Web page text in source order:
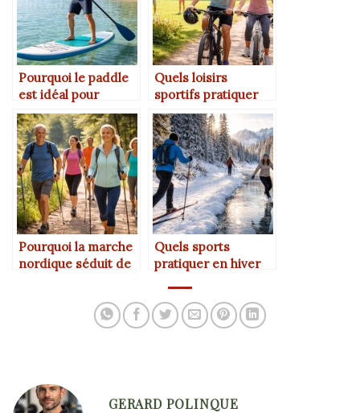
Pourquoi le paddle
est idéal pour
débuter un sport
nautique ?
Quels loisirs
sportifs pratiquer
en couple le week-
end ?
Pourquoi la marche
nordique séduit de
Quels sports
pratiquer en hiver
GERARD POLINQUE